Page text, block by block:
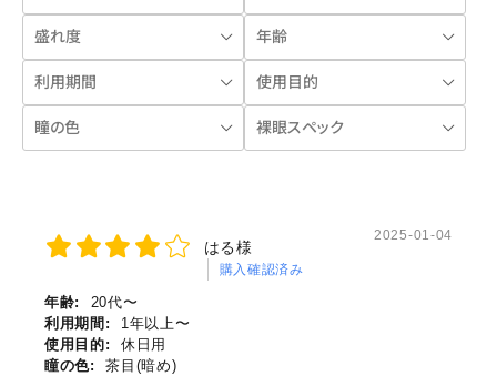
はる様
購入確認済み
2025-01-04
年齢:
20代〜
利用期間:
1年以上〜
使用目的:
休日用
瞳の色:
茶目(暗め)